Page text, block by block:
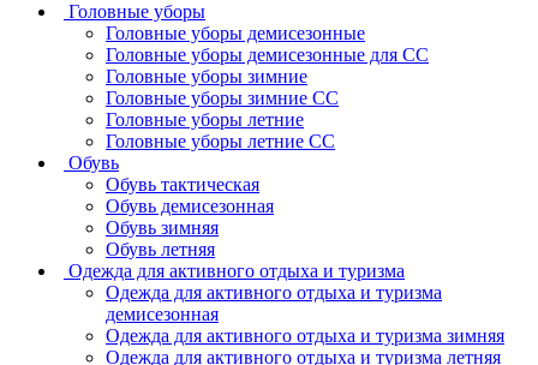
Головные уборы
Головные уборы демисезонные
Головные уборы демисезонные для СС
Головные уборы зимние
Головные уборы зимние СС
Головные уборы летние
Головные уборы летние СС
Обувь
Обувь тактическая
Обувь демисезонная
Обувь зимняя
Обувь летняя
Одежда для активного отдыха и туризма
Одежда для активного отдыха и туризма
демисезонная
Одежда для активного отдыха и туризма зимняя
Одежда для активного отдыха и туризма летняя